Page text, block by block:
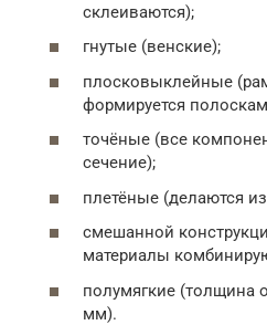
склеиваются);
гнутые (венские);
плосковыклейные
формируется
точёные (все
сечение);
плетёные (делаются
смешанной
материалы
полумягкие (толщина
мм).